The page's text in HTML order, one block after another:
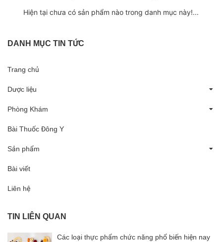
Hiện tại chưa có sản phẩm nào trong danh mục này!...
DANH MỤC TIN TỨC
Trang chủ
Dược liệu
Phòng Khám
Bài Thuốc Đông Y
Sản phẩm
Bài viết
Liên hệ
TIN LIÊN QUAN
Các loại thực phẩm chức năng phổ biến hiện nay